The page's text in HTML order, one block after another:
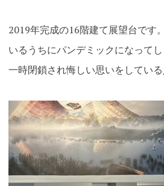
2019年完成の16階建て展望台です
いるうちにパンデミックになって
一時閉鎖され悔しい思いをしている